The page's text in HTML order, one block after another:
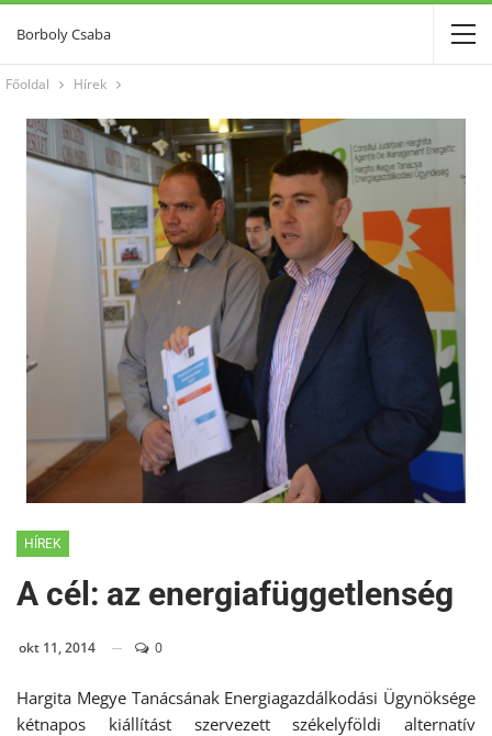
Borboly Csaba
Főoldal Hírek
HÍREK
A cél: az energiafüggetlenség
okt 11, 2014 0
Hargita Megye Tanácsának Energiagazdálkodási Ügynöksége
kétnapos kiállítást szervezett székelyföldi alternatív